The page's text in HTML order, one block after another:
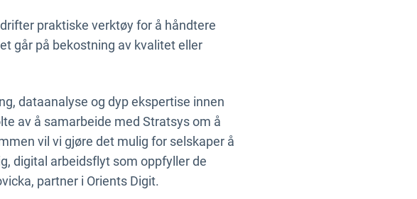
praktiske verktøy for å håndtere
går på bekostning av kvalitet eller
dataanalyse og dyp ekspertise innen
av å samarbeide med Stratsys om å
vil vi gjøre det mulig for selskaper å
digital arbeidsflyt som oppfyller de
partner i Orients Digit.